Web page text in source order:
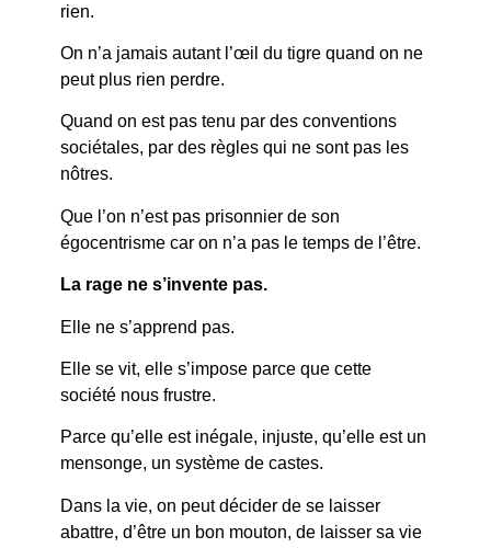
rien.
On n’a jamais autant l’œil du tigre quand on ne
peut plus rien perdre.
Quand on est pas tenu par des conventions
sociétales, par des règles qui ne sont pas les
nôtres.
Que l’on n’est pas prisonnier de son
égocentrisme car on n’a pas le temps de l’être.
La rage ne s’invente pas.
Elle ne s’apprend pas.
Elle se vit, elle s’impose parce que cette
société nous frustre.
Parce qu’elle est inégale, injuste, qu’elle est un
mensonge, un système de castes.
Dans la vie, on peut décider de se laisser
abattre, d’être un bon mouton, de laisser sa vie